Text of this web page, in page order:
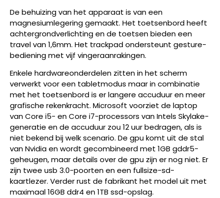
De behuizing van het apparaat is van een
magnesiumlegering gemaakt. Het toetsenbord heeft
achtergrondverlichting en de toetsen bieden een
travel van 1,6mm. Het trackpad ondersteunt gesture-
bediening met vijf vingeraanrakingen.
Enkele hardwareonderdelen zitten in het scherm
verwerkt voor een tabletmodus maar in combinatie
met het toetsenbord is er langere accuduur en meer
grafische rekenkracht. Microsoft voorziet de laptop
van Core i5- en Core i7-processors van Intels Skylake-
generatie en de accuduur zou 12 uur bedragen, als is
niet bekend bij welk scenario. De gpu komt uit de stal
van Nvidia en wordt gecombineerd met 1GB gddr5-
geheugen, maar details over de gpu zijn er nog niet. Er
zijn twee usb 3.0-poorten en een fullsize-sd-
kaartlezer. Verder rust de fabrikant het model uit met
maximaal 16GB ddr4 en 1TB ssd-opslag.